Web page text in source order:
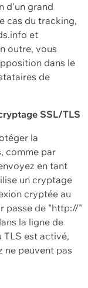
d'un grand
cas du tracking,
et
outre, vous
dans le
de
SSL/TLS
la
comme par
en tant
un cryptage
cryptée au
passe de "http://"
la ligne de
TLS est activé,
ne peuvent pas